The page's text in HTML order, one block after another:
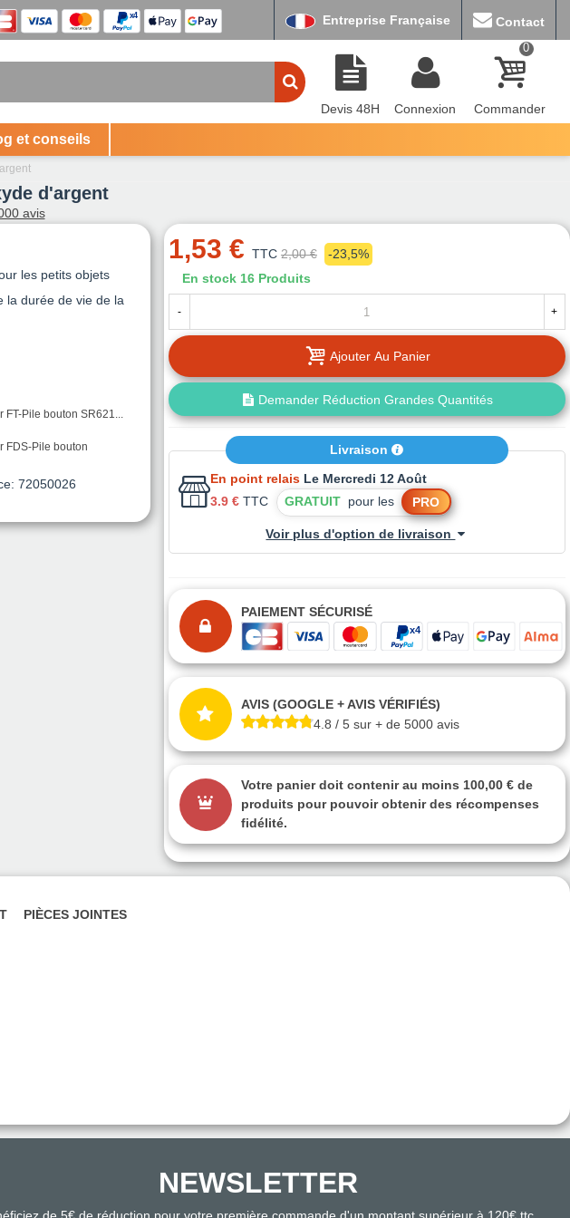
Entreprise Française Contact
Devis 48H Connexion
0
Commander
et conseils
d'argent
avis
les petits objets
la durée de vie de la
FT-Pile bouton SR621...
FDS-Pile bouton
72050026
1,53 € TTC 2,00 €
-23,5%
En stock 16 Produits
- +
Ajouter Au Panier
Demander Réduction Grandes Quantités
Livraison
En point relais Le Mercredi 12 Août
3.9 € TTC GRATUITpour les PRO
Voir plus d'option de livraison
PAIEMENT SÉCURISÉ
AVIS (GOOGLE + AVIS VÉRIFIÉS)
4.8 / 5 sur + de 5000 avis
Votre panier doit contenir au moins 100,00 € de
produits pour pouvoir obtenir des récompenses
fidélité.
PIÈCES JOINTES
NEWSLETTER